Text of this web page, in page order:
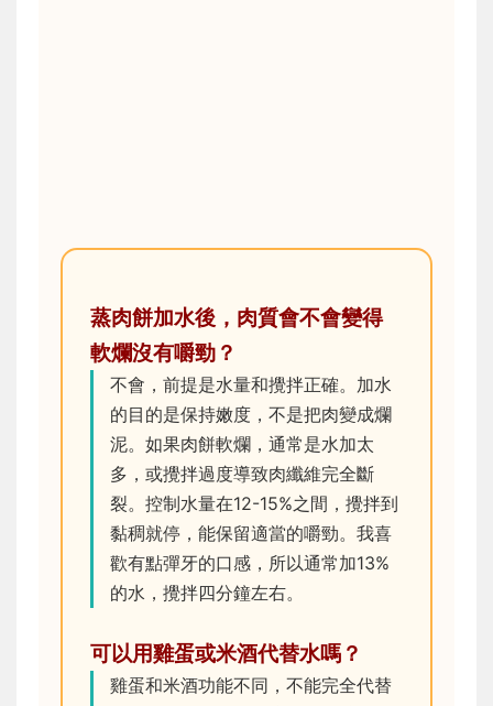
蒸肉餅加水後，肉質會不會變得
軟爛沒有嚼勁？
不會，前提是水量和攪拌正確。加水
的目的是保持嫩度，不是把肉變成爛
泥。如果肉餅軟爛，通常是水加太
多，或攪拌過度導致肉纖維完全斷
裂。控制水量在12-15%之間，攪拌到
黏稠就停，能保留適當的嚼勁。我喜
歡有點彈牙的口感，所以通常加13%
的水，攪拌四分鐘左右。
可以用雞蛋或米酒代替水嗎？
雞蛋和米酒功能不同，不能完全代替